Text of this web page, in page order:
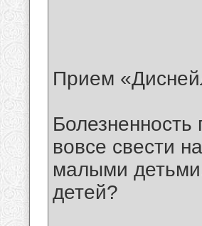
Прием
Болезненность
вовсе свести
малыми
детей?